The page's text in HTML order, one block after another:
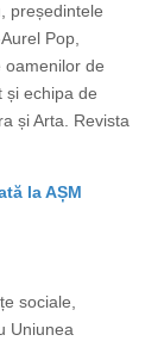
președintele
Pop,
oamenilor de
și echipa de
și Arta. Revista
la AȘM
sociale,
Uniunea